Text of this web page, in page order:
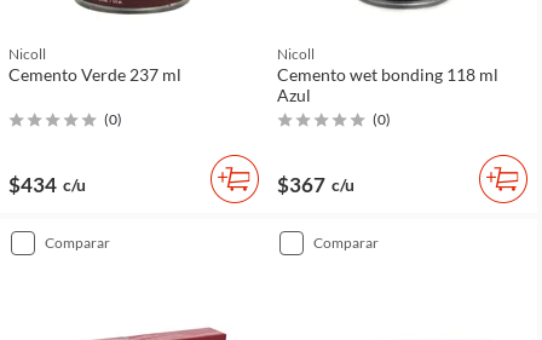
Nicoll
Cemento Verde 237 ml
(0)
$434 c/u
Nicoll
Cemento wet bonding 118 ml
Azul
(0)
$367 c/u
comparar comparar